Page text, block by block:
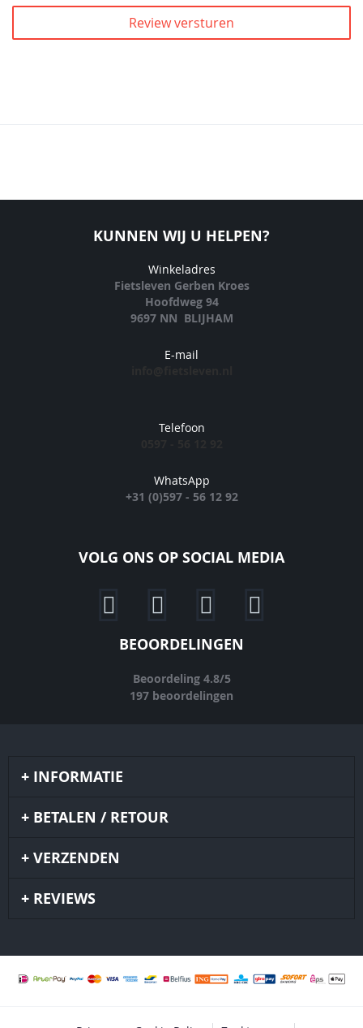
Review versturen
KUNNEN WIJ U HELPEN?
Winkeladres
Fietsleven Gerben Kroes
Hoofdweg 94
9697 NN BLIJHAM
E-mail
Telefoon
WhatsApp
+31 (0)597 - 56 12 92
VOLG ONS OP SOCIAL MEDIA
BEOORDELINGEN
Beoordeling 4.8/5
197 beoordelingen
INFORMATIE
BETALEN / RETOUR
VERZENDEN
REVIEWS